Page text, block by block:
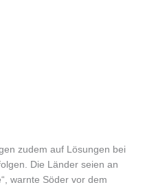
zudem auf Lösungen bei
Die Länder seien an
warnte Söder vor dem